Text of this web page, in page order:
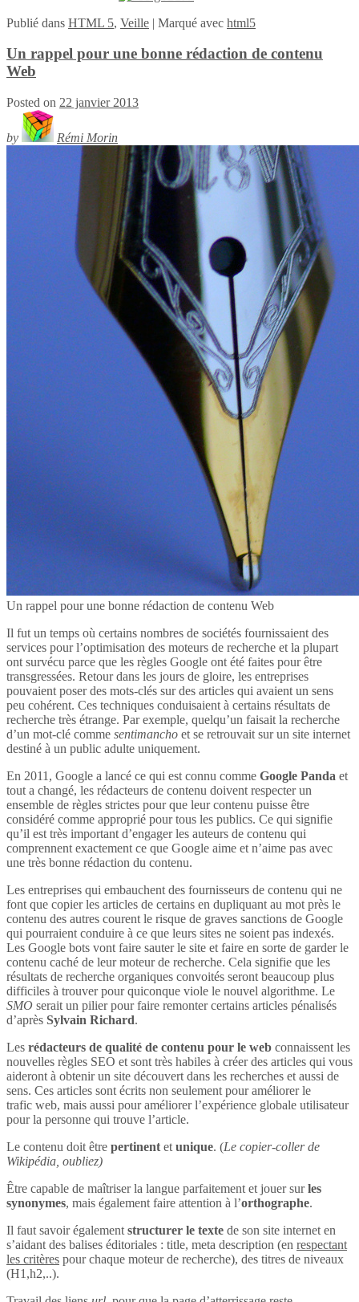
Publié dans HTML 5, Veille | Marqué avec html5
Un rappel pour une bonne rédaction de contenu
Web
Posted on 22 janvier 2013
by Rémi Morin
Un rappel pour une bonne rédaction de contenu Web
Il fut un temps où certains nombres de sociétés fournissaient des
services pour l’optimisation des moteurs de recherche et la plupart
ont survécu parce que les règles Google ont été faites pour être
transgressées. Retour dans les jours de gloire, les entreprises
pouvaient poser des mots-clés sur des articles qui avaient un sens
peu cohérent. Ces techniques conduisaient à certains résultats de
recherche très étrange. Par exemple, quelqu’un faisait la recherche
d’un mot-clé comme sentimancho et se retrouvait sur un site internet
destiné à un public adulte uniquement.
En 2011, Google a lancé ce qui est connu comme Google Panda et
tout a changé, les rédacteurs de contenu doivent respecter un
ensemble de règles strictes pour que leur contenu puisse être
considéré comme approprié pour tous les publics. Ce qui signifie
qu’il est très important d’engager les auteurs de contenu qui
comprennent exactement ce que Google aime et n’aime pas avec
une très bonne rédaction du contenu.
Les entreprises qui embauchent des fournisseurs de contenu qui ne
font que copier les articles de certains en dupliquant au mot près le
contenu des autres courent le risque de graves sanctions de Google
qui pourraient conduire à ce que leurs sites ne soient pas indexés.
Les Google bots vont faire sauter le site et faire en sorte de garder le
contenu caché de leur moteur de recherche. Cela signifie que les
résultats de recherche organiques convoités seront beaucoup plus
difficiles à trouver pour quiconque viole le nouvel algorithme. Le
SMO serait un pilier pour faire remonter certains articles pénalisés
d’après Sylvain Richard.
Les rédacteurs de qualité de contenu pour le web connaissent les
nouvelles règles SEO et sont très habiles à créer des articles qui vous
aideront à obtenir un site découvert dans les recherches et aussi de
sens. Ces articles sont écrits non seulement pour améliorer le
trafic web, mais aussi pour améliorer l’expérience globale utilisateur
pour la personne qui trouve l’article.
Le contenu doit être pertinent et unique. (Le copier-coller de
Wikipédia, oubliez)
Être capable de maîtriser la langue parfaitement et jouer surles
synonymes, mais également faire attention à l’orthographe.
Il faut savoir également structurer le texte de son site internet en
s’aidant des balises éditoriales : title, meta description (en respectant
les critères pour chaque moteur de recherche), des titres de niveaux
(H1,h2,..).